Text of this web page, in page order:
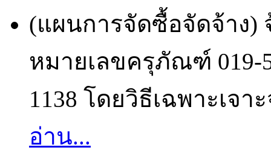
(แผนการจัดซื้อจัดจ้าง)
หมายเลขครุภัณฑ์ 019-
1138 โดยวิธีเฉพาะเจา
อ่าน...